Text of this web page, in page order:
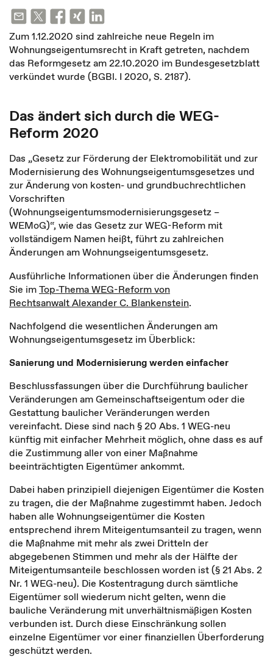
Zum 1.12.2020 sind zahlreiche neue Regeln im
Wohnungseigentumsrecht in Kraft getreten, nachdem
das Reformgesetz am 22.10.2020 im Bundesgesetzblatt
verkündet wurde (BGBl. I 2020, S. 2187).
Das ändert sich durch die WEG-
Reform 2020
Das „Gesetz zur Förderung der Elektromobilität und zur
Modernisierung des Wohnungseigentumsgesetzes und
zur Änderung von kosten- und grundbuchrechtlichen
Vorschriften
(Wohnungseigentumsmodernisierungsgesetz –
WEMoG)“, wie das Gesetz zur WEG-Reform mit
vollständigem Namen heißt, führt zu zahlreichen
Änderungen am Wohnungseigentumsgesetz.
Ausführliche Informationen über die Änderungen finden
Sie imTop-Thema WEG-Reform von
Rechtsanwalt Alexander C. Blankenstein.
Nachfolgend die wesentlichen Änderungen am
Wohnungseigentumsgesetz im Überblick:
Sanierung und Modernisierung werden einfacher
Beschlussfassungen über die Durchführung baulicher
Veränderungen am Gemeinschaftseigentum oder die
Gestattung baulicher Veränderungen werden
vereinfacht. Diese sind nach § 20 Abs. 1 WEG-neu
künftig mit einfacher Mehrheit möglich, ohne dass es auf
die Zustimmung aller von einer Maßnahme
beeinträchtigten Eigentümer ankommt.
Dabei haben prinzipiell diejenigen Eigentümer die Kosten
zu tragen, die der Maßnahme zugestimmt haben. Jedoch
haben alle Wohnungseigentümer die Kosten
entsprechend ihrem Miteigentumsanteil zu tragen, wenn
die Maßnahme mit mehr als zwei Dritteln der
abgegebenen Stimmen und mehr als der Hälfte der
Miteigentumsanteile beschlossen worden ist (§ 21 Abs. 2
Nr. 1 WEG-neu). Die Kostentragung durch sämtliche
Eigentümer soll wiederum nicht gelten, wenn die
bauliche Veränderung mit unverhältnismäßigen Kosten
verbunden ist. Durch diese Einschränkung sollen
einzelne Eigentümer vor einer finanziellen Überforderung
geschützt werden.